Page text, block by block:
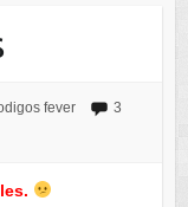
fever
3